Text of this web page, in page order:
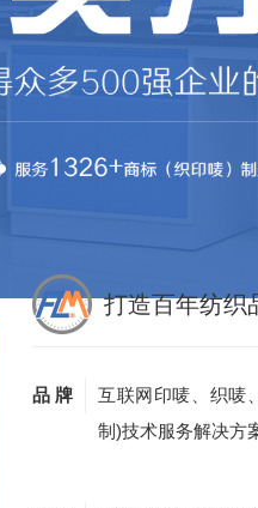
打造百年纺织
品 牌
互联网印唛、织唛
制)技术服务解决方